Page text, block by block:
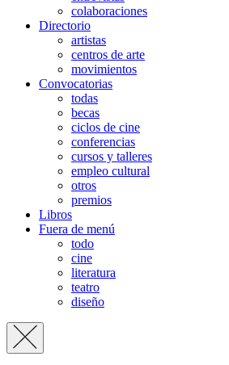
colaboraciones
Directorio
artistas
centros de arte
movimientos
Convocatorias
todas
becas
ciclos de cine
conferencias
cursos y talleres
empleo cultural
otros
premios
Libros
Fuera de menú
todo
cine
literatura
teatro
diseño